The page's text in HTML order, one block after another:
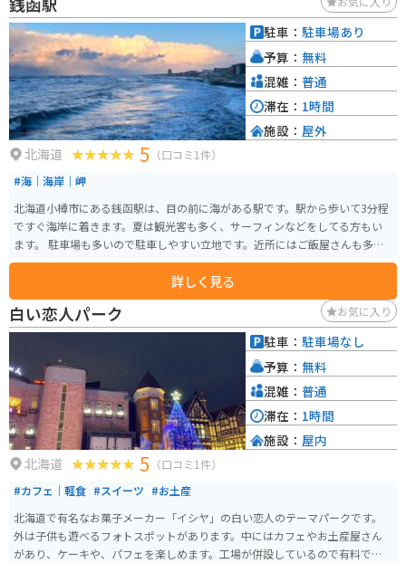
北海道 5 （口コミ1件）
#海｜海岸｜岬
北海道小樽市にある銭函駅は、目の前に海がある駅です。駅から歩いて3分程
ですぐ海岸に着きます。夏は観光客も多く、サーフィンなどをしてる方もい
ます。 駐車場も多いので駐車しやすい立地です。近所にはご飯屋さんも多
く、お寿司やお蕎麦、洋風レストランなどといったお店が並んでいます。 海
をみんなが食事や休憩したい時にオススメのスポットです。
詳しく見る
駐車： 駐車場あり
予算： 無料
混雑： 普通
滞在： 1時間
施設： 屋外
白い恋人パーク お気に入り
北海道 5 （口コミ1件）
#カフェ｜軽食 #スイーツ #お土産
北海道で有名なお菓子メーカー「イシヤ」の白い恋人のテーマパークです。
外は子供も遊べるフォトスポットがあります。中にはカフェやお土産屋さん
があり、ケーキや、パフェを楽しめます。工場が併設しているので有料で工
駐車： 駐車場なし
予算： 無料
混雑： 普通
滞在： 1時間
施設： 屋内